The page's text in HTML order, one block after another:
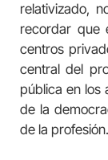
relativizado,
recordar que
centros
central del
pública en los
de la
de la profesión.